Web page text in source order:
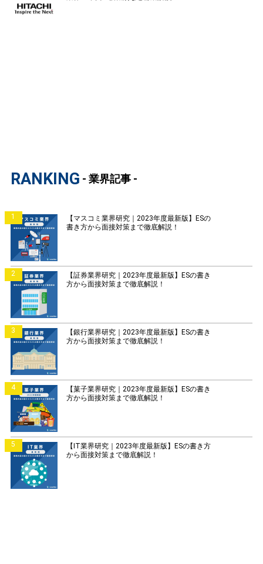
RANKING - 業界記事 -
1
【マスコミ業界研究｜2023年度最新版】ESの
書き方から面接対策まで徹底解説！
2
【証券業界研究｜2023年度最新版】ESの書き
方から面接対策まで徹底解説！
3
【銀行業界研究｜2023年度最新版】ESの書き
方から面接対策まで徹底解説！
4
【菓子業界研究｜2023年度最新版】ESの書き
方から面接対策まで徹底解説！
5
【IT業界研究｜2023年度最新版】ESの書き方
から面接対策まで徹底解説！